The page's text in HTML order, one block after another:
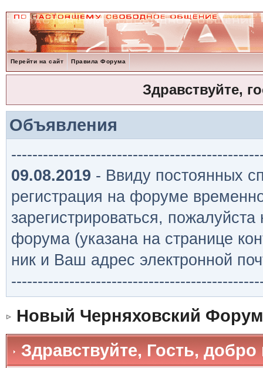
Перейти на сайт Правила Форума
Здравствуйте,
Объявления
09.08.2019 - Ввиду постоянных
регистрация на форуме
зарегистрироваться,
форума (указана на странице
ник и Ваш адрес электронной
Новый Черняховский Форум
Здравствуйте, Гость,